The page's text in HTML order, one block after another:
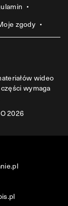
zgody
wideo
wymaga
2026